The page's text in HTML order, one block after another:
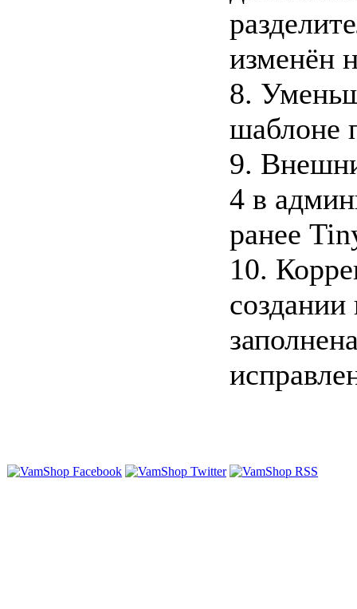
изменён
8.
шаблоне
9.
4 в
ранее
10.